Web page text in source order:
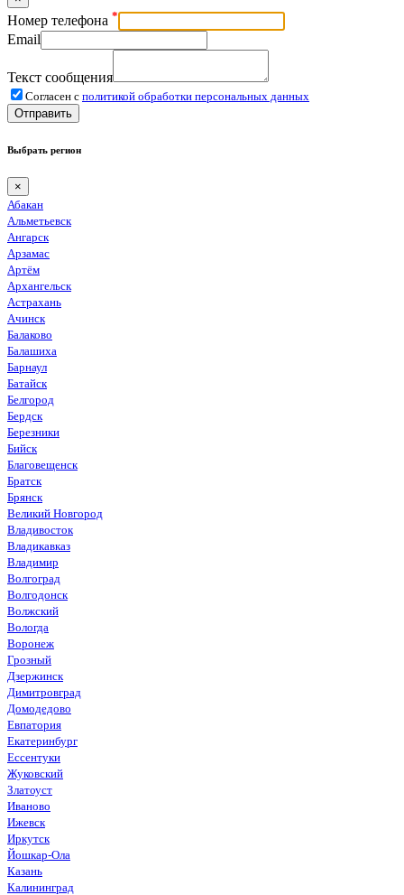
Номер телефона *
Email
Текст сообщения
Согласен с политикой обработки персональных данных
Отправить
Выбрать регион
×
Абакан
Альметьевск
Ангарск
Арзамас
Артём
Архангельск
Астрахань
Ачинск
Балаково
Балашиха
Барнаул
Батайск
Белгород
Бердск
Березники
Бийск
Благовещенск
Братск
Брянск
Великий Новгород
Владивосток
Владикавказ
Владимир
Волгоград
Волгодонск
Волжский
Вологда
Воронеж
Грозный
Дзержинск
Димитровград
Домодедово
Евпатория
Екатеринбург
Ессентуки
Жуковский
Златоуст
Иваново
Ижевск
Иркутск
Йошкар-Ола
Казань
Калининград